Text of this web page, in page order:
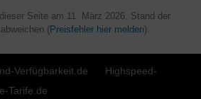
Seite am 11. März 2026. Stand der
(Preisfehler hier melden).
Verfügbarkeit.de
Highspeed-
Tarife.de